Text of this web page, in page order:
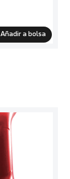
Añadir a bolsa